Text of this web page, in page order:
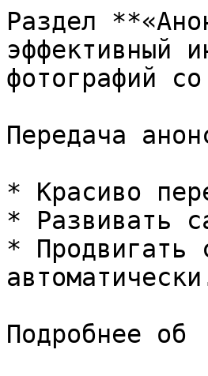
Раздел
эффективный
фотографий
Передача
* Красиво
* Развивать
* Продвигать
Подробнее об